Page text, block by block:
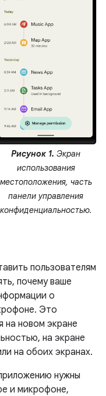
Рисунок 1. Экран
использования
местоположения, часть
панели управления
конфиденциальностью.
пользователям
почему ваше
о
Это
на новом экране
на экране
на обоих экранах.
нужны
и микрофоне,